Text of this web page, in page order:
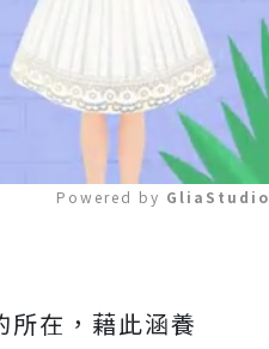
Powered by
所在，藉此涵養